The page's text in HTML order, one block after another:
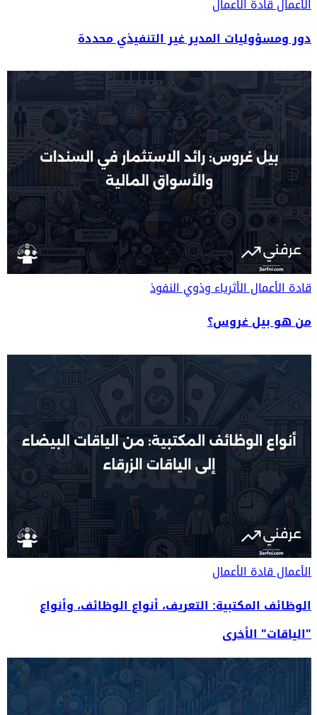
دور ومسؤوليات المدير غير التنفيذي محددة
قادة الأعمالالأثرياء وذوي النفوذ
من هو بيل غروس؟
الأعمالقادة الأعمال
الوظائف المكتبية: التعريف، أنواع الوظائف، وأنواع
"الياقات" الأخرى